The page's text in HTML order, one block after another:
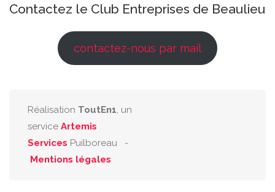
Contactez le Club Entreprises de Beaulieu
contactez-nous par mail
Réalisation ToutEn1 , un
service Artemis
Services Puilboreau -
Mentions légales